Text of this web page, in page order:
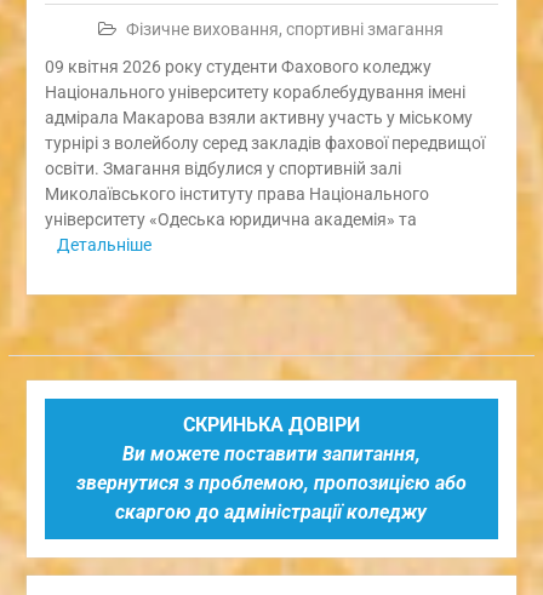
Фізичне виховання, спортивні змагання
09 квітня 2026 року студенти Фахового коледжу
Національного університету кораблебудування імені
адмірала Макарова взяли активну участь у міському
турнірі з волейболу серед закладів фахової передвищої
освіти. Змагання відбулися у спортивній залі
Миколаївського інституту права Національного
університету «Одеська юридична академія» та
Детальніше
СКРИНЬКА ДОВІРИ
Ви можете поставити запитання,
звернутися з проблемою, пропозицією або
скаргою до адміністрації коледжу